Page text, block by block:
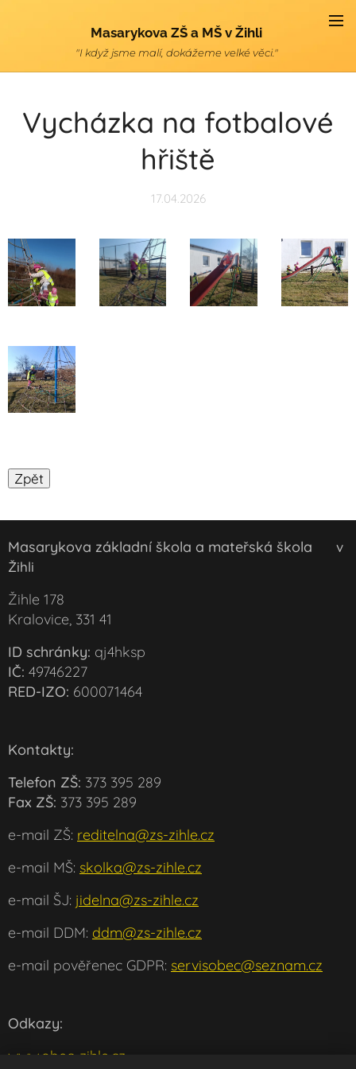
Masarykova ZŠ a MŠ v Žihli
"I když jsme malí, dokážeme velké věci."
Vycházka na fotbalové
hřiště
17.04.2026
Masarykova základní škola a mateřská škola v
Žihli
Žihle 178
Kralovice, 331 41
ID schránky: qj4hksp
IČ: 49746227
RED-IZO: 600071464
Kontakty:
Telefon ZŠ: 373 395 289
Fax ZŠ: 373 395 289
e-mail ZŠ: reditelna@zs-zihle.cz
e-mail MŠ: skolka@zs-zihle.cz
e-mail ŠJ: jidelna@zs-zihle.cz
e-mail DDM: ddm@zs-zihle.cz
e-mail pověřenec GDPR: servisobec@seznam.cz
Odkazy:
www.obec-zihle.cz